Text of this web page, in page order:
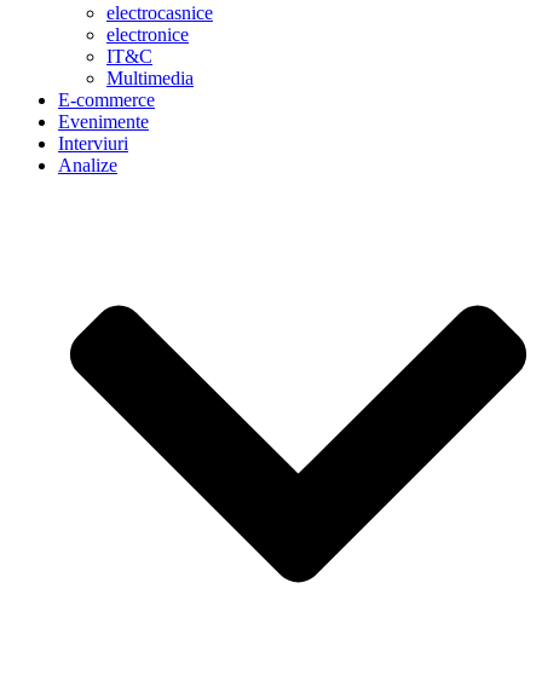
electrocasnice
electronice
IT&C
Multimedia
E-commerce
Evenimente
Interviuri
Analize